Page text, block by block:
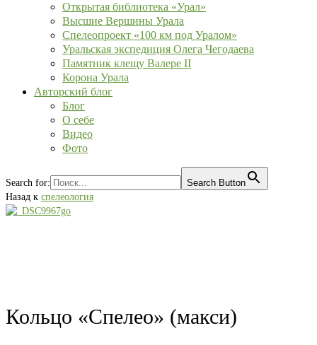
Открытая библиотека «Урал»
Высшие Вершины Урала
Спелеопроект «100 км под Уралом»
Уральская экспедиция Олега Чегодаева
Памятник клещу Валере II
Корона Урала
Авторский блог
Блог
О себе
Видео
Фото
Search for:
Search Button
Назад к спелеология
Кольцо «Спелео» (макси)